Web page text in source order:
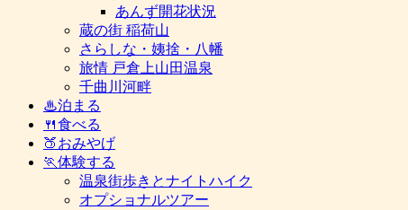
あんず開花状況
蔵の街 稲荷山
さらしな・姨捨・八幡
旅情 戸倉上山田温泉
千曲川河畔
♨泊まる
🍴食べる
🍑おみやげ
🏃体験する
温泉街歩きとナイトハイク
オプショナルツアー